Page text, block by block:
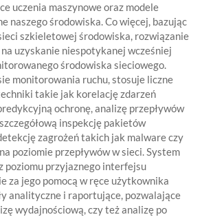
uczenia maszynowe oraz modele
środowiska. Co więcej, bazując
szkieletowej środowiska, rozwiązanie
uzyskanie niespotykanej wcześniej
środowiska sieciowego.
monitorowania ruchu, stosuje liczne
takie jak korelację zdarzeń
ochronę, analizę przepływów
inspekcję pakietów
zagrożeń takich jak malware czy
poziomie przepływów w sieci. System
poziomu przyjaznego interfejsu
za jego pomocą w ręce użytkownika
analityczne i raportujące, pozwalające
wydajnościową, czy też analizę po